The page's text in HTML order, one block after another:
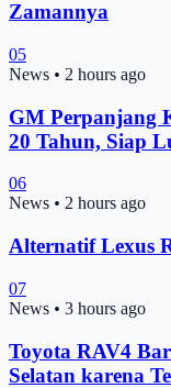
Zamannya
05
News • 2 hours ago
GM Perpanjang
20 Tahun, Siap
06
News • 2 hours ago
Alternatif Lexus
07
News • 3 hours ago
Toyota RAV4
Selatan karena